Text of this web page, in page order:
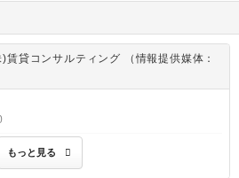
貸コンサルティング （情報提供媒体：
もっと見る